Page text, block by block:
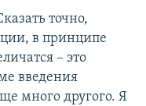
точно,
в принципе
– это
введения
много другого. Я